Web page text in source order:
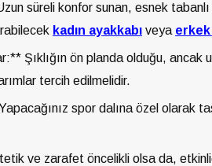
süreli konfor sunan, esnek
kadın ayakkabı veya erkek
Şıklığın ön planda olduğu,
tercih edilmelidir.
spor dalına özel olarak
ve zarafet öncelikli olsa da,